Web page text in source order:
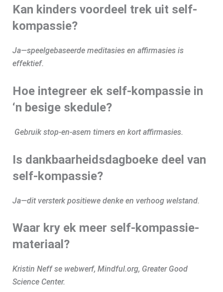
Kan kinders voordeel trek uit self-
kompassie?
Ja—speelgebaseerde meditasies en affirmasies is
effektief.
Hoe integreer ek self-kompassie in
‘n besige skedule?
Gebruik stop-en-asem timers en kort affirmasies.
Is dankbaarheidsdagboeke deel van
self-kompassie?
Ja—dit versterk positiewe denke en verhoog welstand.
Waar kry ek meer self-kompassie-
materiaal?
Kristin Neff se webwerf, Mindful.org, Greater Good
Science Center.